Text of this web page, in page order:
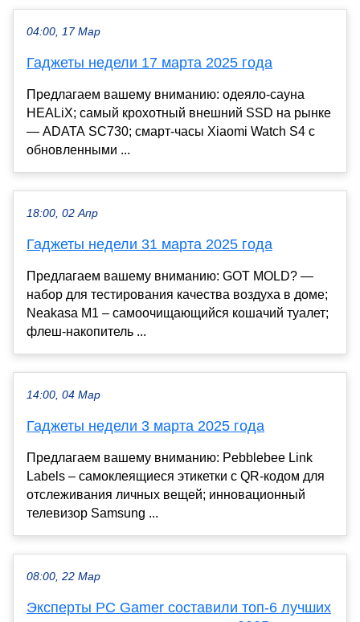
04:00, 17 Мар
Гаджеты недели 17 марта 2025 года
Предлагаем вашему вниманию: одеяло-сауна
HEALiX; самый крохотный внешний SSD на рынке
— ADATA SC730; смарт-часы Xiaomi Watch S4 с
обновленными ...
18:00, 02 Апр
Гаджеты недели 31 марта 2025 года
Предлагаем вашему вниманию: GOT MOLD? —
набор для тестирования качества воздуха в доме;
Neakasa M1 – самоочищающийся кошачий туалет;
флеш-накопитель ...
14:00, 04 Мар
Гаджеты недели 3 марта 2025 года
Предлагаем вашему вниманию: Pebblebee Link
Labels – самоклеящиеся этикетки с QR-кодом для
отслеживания личных вещей; инновационный
телевизор Samsung ...
08:00, 22 Мар
Эксперты PC Gamer составили топ-6 лучших